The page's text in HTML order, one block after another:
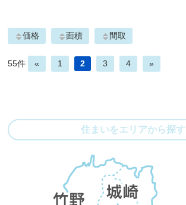
価格 面積 間取
55件 « 1 2 3 4 »
住まいをエリアから探す